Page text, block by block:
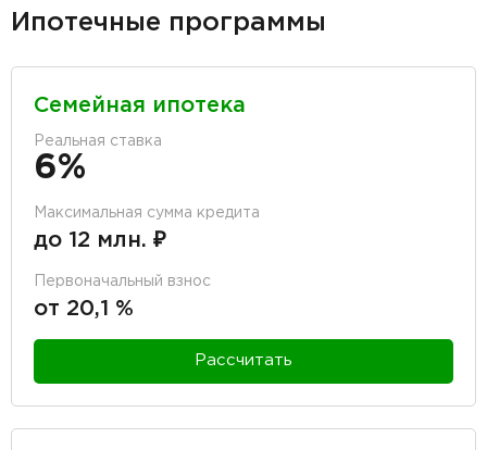
Ипотечные программы
Семейная ипотека
Реальная ставка
6%
Максимальная сумма кредита
до 12 млн. ₽
Первоначальный взнос
от 20,1 %
Рассчитать